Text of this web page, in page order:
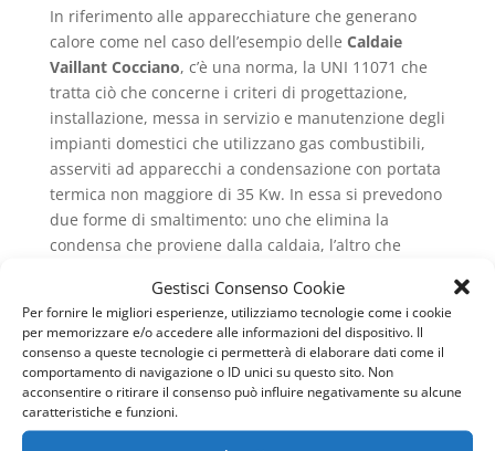
Gestisci Consenso Cookie
Per fornire le migliori esperienze, utilizziamo tecnologie come i cookie
per memorizzare e/o accedere alle informazioni del dispositivo. Il
consenso a queste tecnologie ci permetterà di elaborare dati come il
comportamento di navigazione o ID unici su questo sito. Non
acconsentire o ritirare il consenso può influire negativamente su alcune
caratteristiche e funzioni.
In riferimento alle apparecchiature che generano
calore come nel caso dell’esempio delle Caldaie
Vaillant Cocciano, c’è una norma, la UNI 11071 che
tratta ciò che concerne i criteri di progettazione,
installazione, messa in servizio e manutenzione degli
impianti domestici che utilizzano gas combustibili,
asserviti ad apparecchi a condensazione con portata
termica non maggiore di 35 Kw. In essa si prevedono
due forme di smaltimento: uno che elimina la
condensa che proviene dalla caldaia, l’altro che
di scarico dei fumi. Ed in relazione al fatto che ci si
riferisce, parlando diCaldaie Vaillant Coccianoad
apparecchiature per uso abitativo, riguardo al
concetto di smaltimento, non sono necessari
particolari accorgimenti poiché i condensati sono
ben neutralizzati dai prodotti del lavaggio e dagli